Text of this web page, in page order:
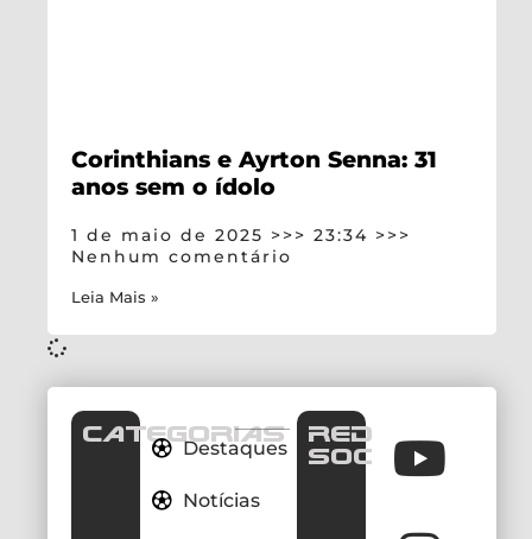
Corinthians e Ayrton Senna: 31
anos sem o ídolo
1 de maio de 2025
23:34
Nenhum comentário
Leia Mais »
CATEGORIAS
Destaques
Notícias
REDES
SOCIAIS